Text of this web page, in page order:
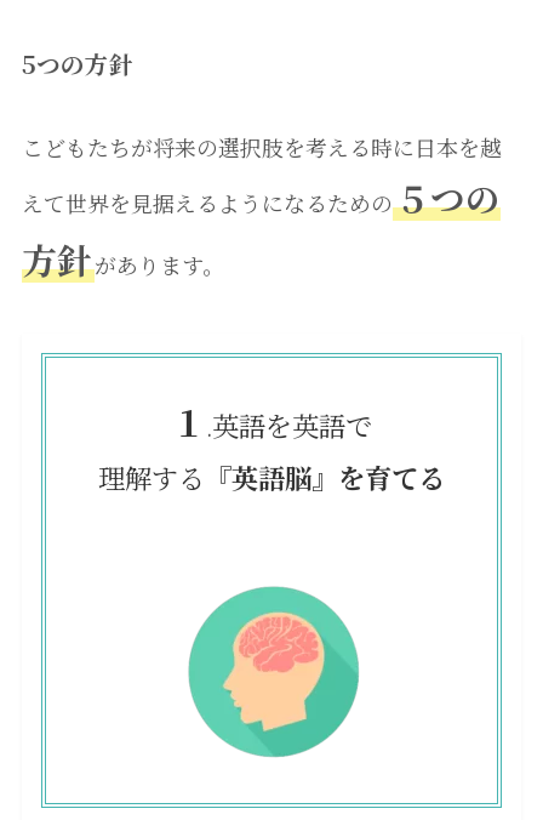
5つの方針
こどもたちが将来の選択肢を考える時に日本を越
えて世界を見据えるようになるための５つの
方針があります。
１ .英語を英語で
理解する『英語脳』 を育てる